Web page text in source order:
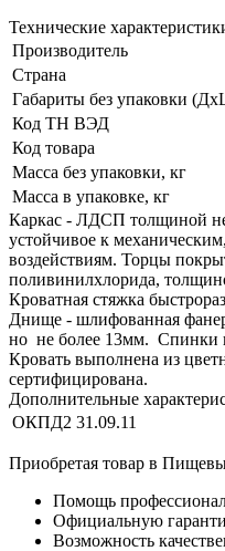
Технические
Производитель
Страна
Габариты без упаковки
Код ТН ВЭД
Код товара
Масса без упаковки, кг
Масса в упаковке, кг
Каркас - ЛДСП толщиной
устойчивое к
воздействиям. Торцы
поливинилхлорида,
Кроватная стяжка
Днище - шлифованная
но не более 13мм. Спинки
Кровать выполнена из
сертифицирована.
Дополнительные
ОКПД2 31.09.11
Приобретая товар в
Помощь
Официальную
Возможность